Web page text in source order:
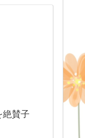
絶賛子